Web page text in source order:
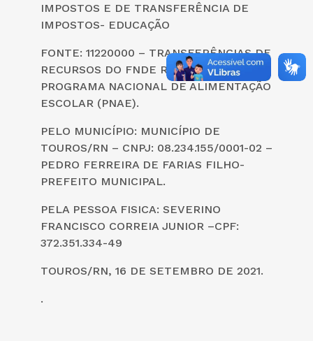
IMPOSTOS E DE TRANSFERÊNCIA DE
IMPOSTOS- EDUCAÇÃO
FONTE: 11220000 – TRANSFERÊNCIAS DE
RECURSOS DO FNDE REFERENTES AO
PROGRAMA NACIONAL DE ALIMENTAÇÃO
ESCOLAR (PNAE).
PELO MUNICÍPIO: MUNICÍPIO DE
TOUROS/RN – CNPJ: 08.234.155/0001-02 –
PEDRO FERREIRA DE FARIAS FILHO-
PREFEITO MUNICIPAL.
PELA PESSOA FISICA: SEVERINO
FRANCISCO CORREIA JUNIOR –CPF:
372.351.334-49
TOUROS/RN, 16 DE SETEMBRO DE 2021.
.